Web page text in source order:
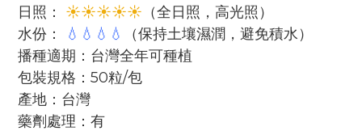
日照： ☀☀☀☀☀ （全日照，高光照）
水份：
💧💧💧💧
（保持土壤濕潤，避免積水）
播種適期：台灣全年可種植
包裝規格：50粒/包
產地：台灣
藥劑處理：有